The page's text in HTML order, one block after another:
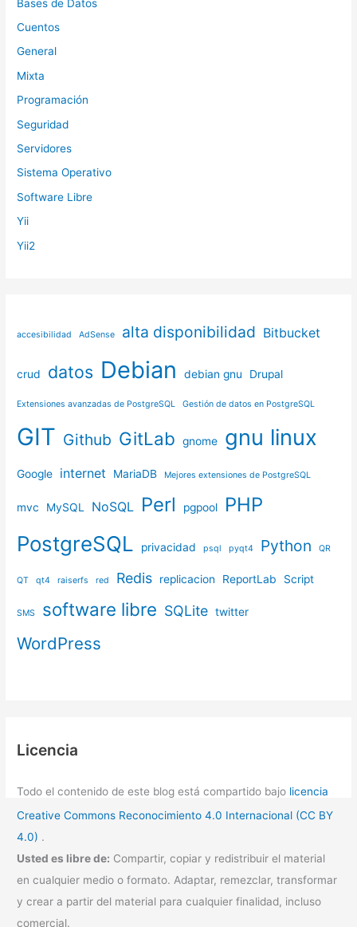
Bases de Datos
Cuentos
General
Mixta
Programación
Seguridad
Servidores
Sistema Operativo
Software Libre
Yii
Yii2
accesibilidad AdSense alta disponibilidad Bitbucket
crud datos Debian debian gnu Drupal
Extensiones avanzadas de PostgreSQL Gestión de datos en PostgreSQL
GIT Github GitLab gnome gnu linux
Google internet MariaDB Mejores extensiones de PostgreSQL
mvc MySQL NoSQL Perl pgpool PHP
PostgreSQL privacidad psql pyqt4 Python QR
QT qt4 raiserfs red Redis replicacion ReportLab Script
SMS software libre SQLite twitter
WordPress
Licencia
Todo el contenido de este blog está compartido bajo licencia
Creative Commons Reconocimiento 4.0 Internacional (CC BY
4.0) .
Usted es libre de: Compartir, copiar y redistribuir el material
en cualquier medio o formato. Adaptar, remezclar, transformar
y crear a partir del material para cualquier finalidad, incluso
comercial.